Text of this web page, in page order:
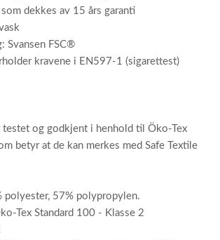
dekkes av 15 års garanti
Svansen FSC®
kravene i EN597-1 (sigarettest)
testet og godkjent i henhold til Öko-Tex
betyr at de kan merkes med Safe Textile
polyester, 57% polypropylen.
Tex Standard 100 - Klasse 2